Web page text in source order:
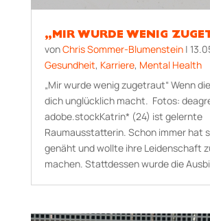
„MIR WURDE WENIG
vonChris Sommer-Blumenstein|
Gesundheit, Karriere, Mental Health
„Mir wurde wenig zugetraut“ Wenn
dich unglücklich macht. Fotos:
adobe.stockKatrin* (24) ist gelernte
Raumausstatterin. Schon immer hat
genäht und wollte ihre Leidenschaft
machen. Stattdessen wurde die